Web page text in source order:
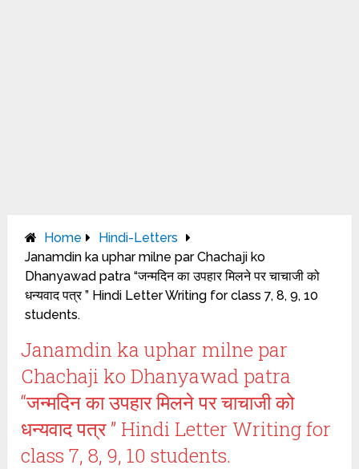
Home
Hindi-Letters
Janamdin ka uphar milne par Chachaji ko
Dhanyawad patra “जन्मदिन का उपहार मिलने पर चाचाजी को
धन्यवाद पत्र ” Hindi Letter Writing for class 7, 8, 9, 10
students.
Janamdin ka uphar milne par
Chachaji ko Dhanyawad patra
“जन्मदिन का उपहार मिलने पर चाचाजी को
धन्यवाद पत्र ” Hindi Letter Writing for
class 7, 8, 9, 10 students.